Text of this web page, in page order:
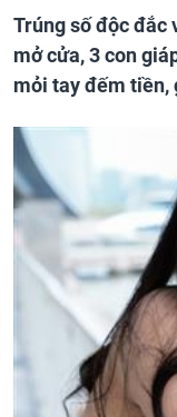
Trúng số độc đắc
mở cửa, 3 con
mỏi tay đếm tiền,